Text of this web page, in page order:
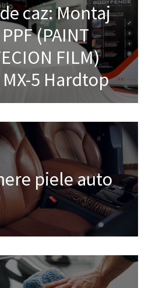
caz: Montaj
(PAINT
FILM)
5 Hardtop
piele auto